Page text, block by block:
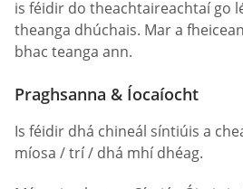
is féidir do theachtaireachtaí go
theanga dhúchais. Mar a
bhac teanga ann.
Praghsanna & Íocaíocht
Is féidir dhá chineál síntiúis a
míosa / trí / dhá mhí dhéag.